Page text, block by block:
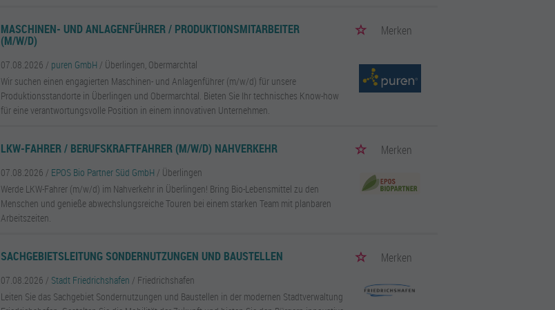
MASCHINEN- UND ANLAGENFÜHRER / PRODUKTIONSMITARBEITER
(M/W/D)
Merken
07.08.2026 / puren GmbH / Überlingen, Obermarchtal
Wir suchen einen engagierten Maschinen- und Anlagenführer (m/w/d) für unsere
Produktionsstandorte in Überlingen und Obermarchtal. Bieten Sie Ihr technisches Know-how
für eine verantwortungsvolle Position in einem innovativen Unternehmen.
LKW-FAHRER / BERUFSKRAFTFAHRER (M/W/D) NAHVERKEHR Merken
07.08.2026 / EPOS Bio Partner Süd GmbH / Überlingen
Werde LKW-Fahrer (m/w/d) im Nahverkehr in Überlingen! Bring Bio-Lebensmittel zu den
Menschen und genieße abwechslungsreiche Touren bei einem starken Team mit planbaren
Arbeitszeiten.
SACHGEBIETSLEITUNG SONDERNUTZUNGEN UND BAUSTELLEN Merken
07.08.2026 / Stadt Friedrichshafen / Friedrichshafen
Leiten Sie das Sachgebiet Sondernutzungen und Baustellen in der modernen Stadtverwaltung